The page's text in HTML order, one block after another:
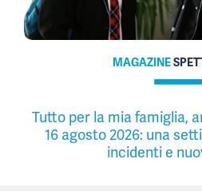
MAGAZINE
Tutto per la mia famiglia,
16 agosto 2026: una
incidenti e